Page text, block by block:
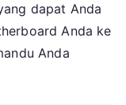
dapat Anda
Anda ke
Anda